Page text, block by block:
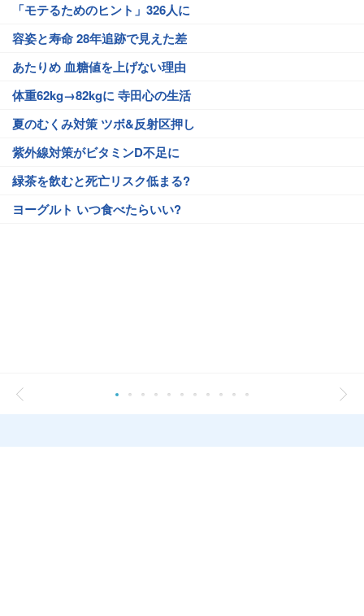
「モテるためのヒント」326人に
容姿と寿命 28年追跡で見えた差
あたりめ 血糖値を上げない理由
体重62kg→82kgに 寺田心の生活
夏のむくみ対策 ツボ&反射区押し
紫外線対策がビタミンD不足に
緑茶を飲むと死亡リスク低まる?
ヨーグルト いつ食べたらいい?